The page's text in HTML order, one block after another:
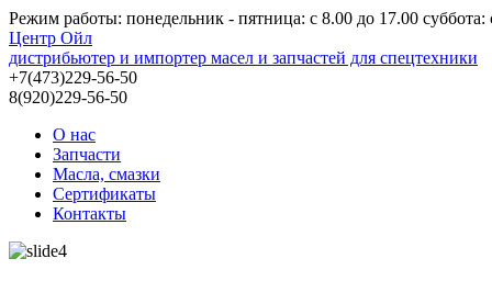
Режим работы: понедельник - пятница: с 8.00 до 17.00 суббота:
Центр Ойл
дистрибьютер и импортер масел и запчастей для спецтехники
+7(473)229-56-50
8(920)229-56-50
О нас
Запчасти
Масла, смазки
Сертификаты
Контакты